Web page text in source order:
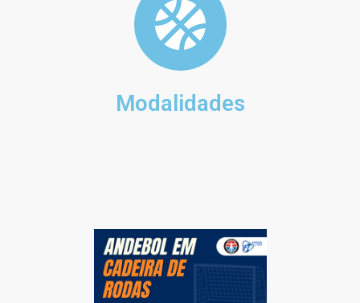
DEPARTAMENTO DA ÉTICA DESPORTIVA
Modalidades